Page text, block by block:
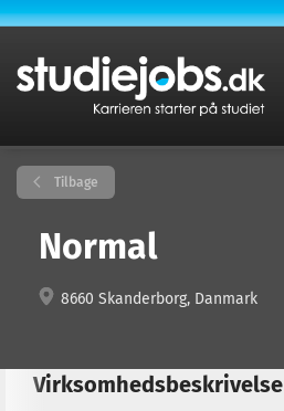
Tilbage
Normal
8660 Skanderborg, Danmark
Virksomhedsbeskrivelse